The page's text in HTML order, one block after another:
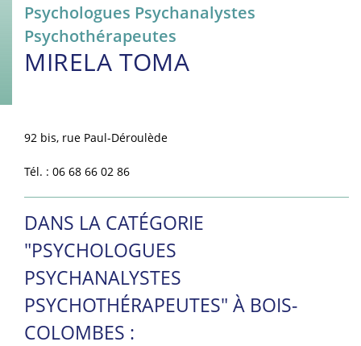
Psychologues Psychanalystes
Psychothérapeutes
MIRELA TOMA
92 bis, rue Paul-Déroulède
Tél. : 06 68 66 02 86
DANS LA CATÉGORIE
"PSYCHOLOGUES
PSYCHANALYSTES
PSYCHOTHÉRAPEUTES" À BOIS-
COLOMBES :